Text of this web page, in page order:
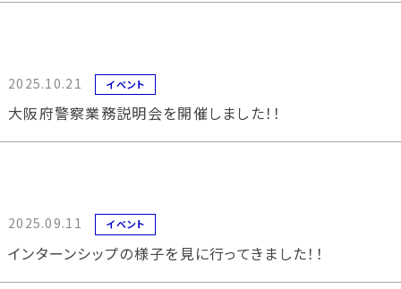
2025.10.21 イベント
大阪府警察業務説明会を開催しました！！
2025.09.11 イベント
インターンシップの様子を見に行ってきました！！